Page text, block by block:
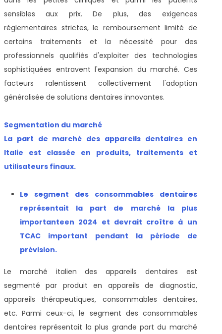
sensibles aux prix. De plus, des exigences
réglementaires strictes, le remboursement limité de
certains traitements et la nécessité pour des
professionnels qualifiés d'exploiter des technologies
sophistiquées entravent l'expansion du marché. Ces
facteurs ralentissent collectivement l'adoption
généralisée de solutions dentaires innovantes.
Segmentation du marché
La part de marché des appareils dentaires en
Italie est classée en produits, traitements et
utilisateurs finaux.
Le segment des consommables dentaires
représentait la part de marché la plus
importanteen 2024 et devrait croître à un
TCAC important pendant la période de
prévision.
Le marché italien des appareils dentaires est
segmenté par produit en appareils de diagnostic,
appareils thérapeutiques, consommables dentaires,
etc. Parmi ceux-ci, le segment des consommables
dentaires représentait la plus grande part du marché